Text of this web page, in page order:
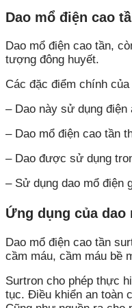
Dao mổ điện cao
Dao mổ điện cao tần,
tượng đông huyết.
Các đặc điểm chính
– Dao này sử dụng
– Dao mổ điện cao tần
– Dao được sử dụng
– Sử dụng dao mổ điện
Ứng dụng của
Dao mổ điện cao tần
cầm máu, cầm máu bề
Surtron cho phép thực
tục. Điều khiển an toàn